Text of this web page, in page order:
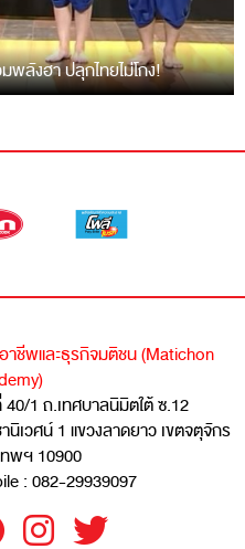
พลังฮา ปลุกไทยไม่โกง!
าชีพและธุรกิจมติชน (Matichon
40/1 ถ.เทศบาลนิมิตใต้ ซ.12
นิเวศน์ 1 แขวงลาดยาว เขตจตุจักร
ทพฯ 10900
: 082-29939097